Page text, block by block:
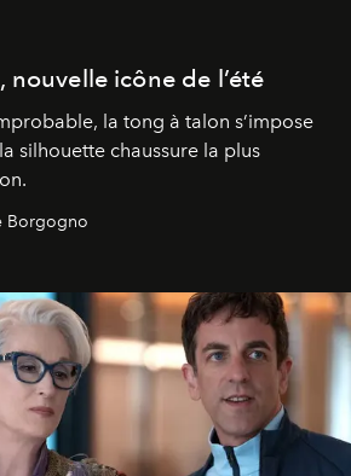
nouvelle icône de l’été
la tong à talon s’impose
silhouette chaussure la plus
Borgogno